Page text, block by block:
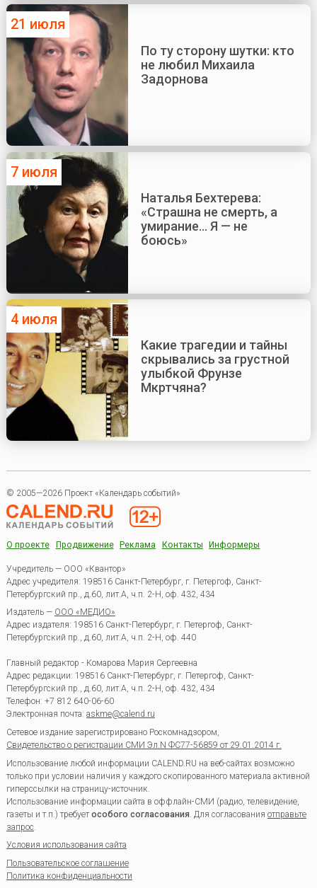
21 июля
По ту сторону шутки: кто
не любил Михаила
Задорнова
7 июля
Наталья Бехтерева:
«Страшна не смерть, а
умирание... Я — не
боюсь»
4 июля
Какие трагедии и тайны
скрывались за грустной
улыбкой Фрунзе
Мкртчяна?
© 2005—2026 Проект «Календарь событий»
О проекте Продвижение Реклама Контакты Информеры
Учредитель — ООО «Квантор»
Адрес учредителя: 198516 Санкт-Петербург, г. Петергоф, Санкт-
Петербургский пр., д.60, лит.А, ч.п. 2-Н, оф. 432, 434
Издатель — ООО «МЕДИО»
Адрес издателя: 198516 Санкт-Петербург, г. Петергоф, Санкт-
Петербургский пр., д.60, лит.А, ч.п. 2-Н, оф. 440
Главный редактор - Комарова Мария Сергеевна
Адрес редакции: 198516 Санкт-Петербург, г. Петергоф, Санкт-
Петербургский пр., д.60, лит.А, ч.п. 2-Н, оф. 432, 434
Телефон: +7 812 640-06-60
Электронная почта: askme@calend.ru
Сетевое издание зарегистрировано Роскомнадзором,
Свидетельство о регистрации СМИ Эл.N ФС77-56859 от 29.01.2014 г.
Использование любой информации CALEND.RU на веб-сайтах возможно
только при условии наличия у каждого скопированного материала активной
гиперссылки на страницу-источник.
Использование информации сайта в оффлайн-СМИ (радио, телевидение,
газеты и т.п.) требуетособого согласования . Для согласования отправьте
запрос
Условия использования сайта
Пользовательское соглашение
Политика конфиденциальности